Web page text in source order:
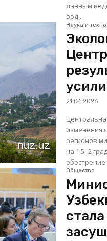
данным
вод...
Наука и
21.04.2026
изменения
регионов
на 1,5–2
обострение
Общество
стала